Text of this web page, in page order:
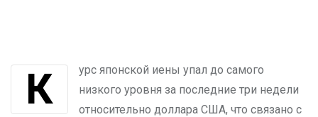
Курс японской иены упал до самого
низкого уровня за последние три недели
относительно доллара США, что связано с